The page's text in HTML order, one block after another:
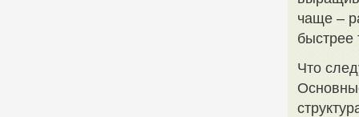
чаще –
быстрее
Что